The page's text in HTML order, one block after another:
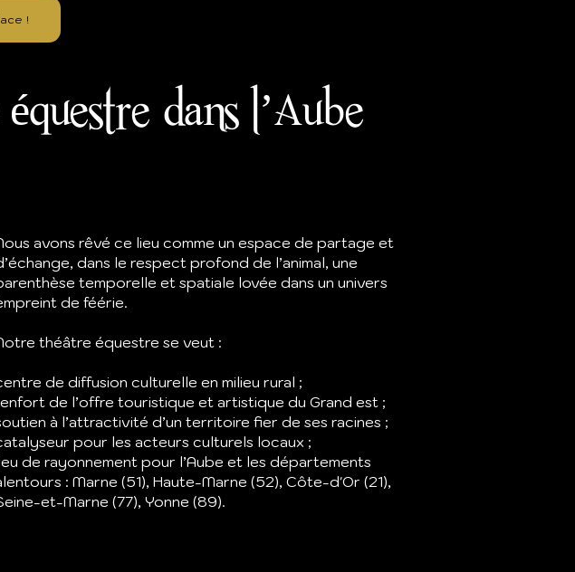
!
dans l’Aube
avons rêvé ce lieu comme un espace de partage et
dans le respect profond de l’animal, une
temporelle et spatiale lovée dans un univers
de féérie.
théâtre équestre se veut :
de diffusion culturelle en milieu rural ;
de l’offre touristique et artistique du Grand est ;
à l’attractivité d’un territoire fier de ses racines ;
pour les acteurs culturels locaux ;
de rayonnement pour l’Aube et les départements
: Marne (51), Haute-Marne (52), Côte-d'Or (21),
et-Marne (77), Yonne (89).